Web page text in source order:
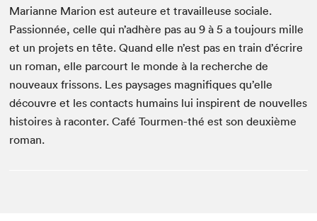
Marianne Marion est auteure et travailleuse sociale.
Passionnée, celle qui n’adhère pas au 9 à 5 a toujours mille
et un projets en tête. Quand elle n’est pas en train d’écrire
un roman, elle parcourt le monde à la recherche de
nouveaux frissons. Les paysages magnifiques qu’elle
découvre et les contacts humains lui inspirent de nouvelles
histoires à raconter. Café Tourmen-thé est son deuxième
roman.